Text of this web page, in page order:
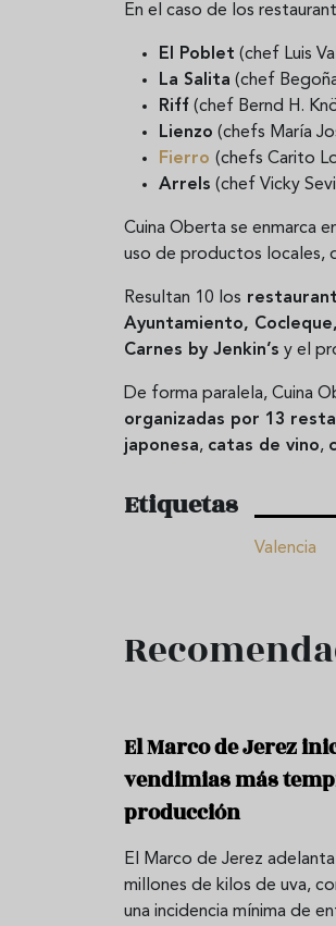
En el caso de los
El Poblet (chef Luis
La Salita (chef
Riff (chef Bernd H.
Lienzo (chefs María
Fierro (chefs Carito
Arrels (chef Vicky
Cuina Oberta se enmarca
uso de productos locales,
Resultan 10 los
Ayuntamiento,
Carnes by Jenkin’s y el
De forma paralela, Cuina
organizadas por 13
japonesa, catas de vino,
Etiquetas
Valencia
El Marco de Jerez
vendimias más
producción
El Marco de Jerez
millones de kilos de uva,
una incidencia mínima de